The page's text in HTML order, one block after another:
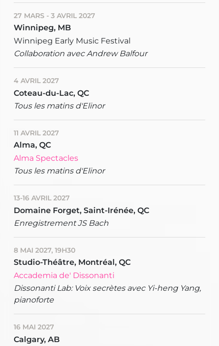
27 MARS - 3 AVRIL 2027
Winnipeg, MB
Winnipeg Early Music Festival
Collaboration avec Andrew Balfour
4 AVRIL 2027
Coteau-du-Lac, QC
Tous les matins d'Elinor
11 AVRIL 2027
Alma, QC
Alma Spectacles
Tous les matins d'Elinor
13-16 AVRIL 2027
Domaine Forget, Saint-Irénée, QC
Enregistrement JS Bach
8 MAI 2027, 19H30
Studio-Théâtre, Montréal, QC
Accademia de' Dissonanti
Dissonanti Lab: Voix secrètes avec Yi-heng Yang,
pianoforte
16 MAI 2027
Calgary, AB